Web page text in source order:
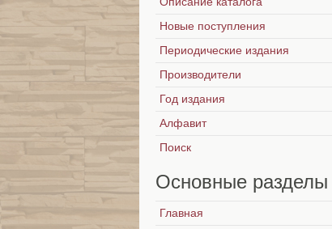
Новые поступления
Периодические издания
Производители
Год издания
Алфавит
Поиск
Основные разделы
Главная